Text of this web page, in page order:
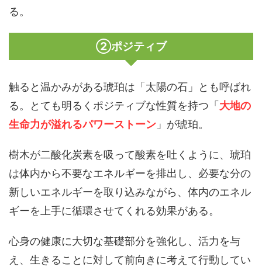
る。
②ポジティブ
触ると温かみがある琥珀は「太陽の石」とも呼ばれ
る。とても明るくポジティブな性質を持つ「 大地の
生命力が溢れるパワーストーン 」が琥珀。
樹木が二酸化炭素を吸って酸素を吐くように、琥珀
は体内から不要なエネルギーを排出し、必要な分の
新しいエネルギーを取り込みながら、体内のエネル
ギーを上手に循環させてくれる効果がある。
心身の健康に大切な基礎部分を強化し、活力を与
え、生きることに対して前向きに考えて行動してい